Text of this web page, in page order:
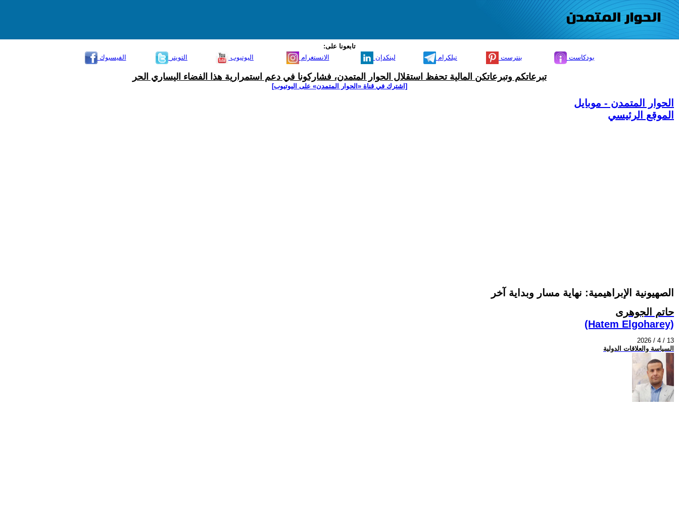
تابعونا على:
الفيسبوك
التويتر اليوتيوب الانستغرام لينكدإن تيلكرام بنترست بودكاست
تبرعاتكم وتبرعاتكن المالية تحفظ استقلال الحوار المتمدن، فشاركونا في دعم استمرارية هذا الفضاء اليساري الحر
[اشترك في قناة ‫«الحوار المتمدن» على اليوتيوب]
الحوار المتمدن - موبايل
الموقع الرئيسي
الصهيونية الإبراهيمية: نهاية مسار وبداية آخر
حاتم الجوهرى
(Hatem Elgoharey)
2026 / 4 / 13
السياسة والعلاقات الدولية